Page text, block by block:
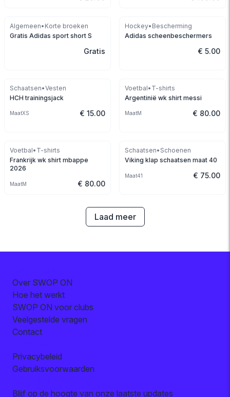
Algemeen• Korte broeken
Gratis Adidas sport short S
Gratis
Hockey• Bescherming
Adidas scheenbeschermers
€ 5.00
Schaatsen•Vesten
HCH trainingsjack
MaatXS € 15.00
Voetbal• T-shirts
Argentinië wk shirt messi
MaatM € 80.00
Voetbal• T-shirts
Frankrijk wk shirt mbappe
2026
MaatM € 80.00
Schaatsen• Schoenen
Viking klap schaatsen maat 40
Maat41 € 75.00
Laad meer
Over SWOP ON
Hoe het werkt
SWOP ON voor clubs
Veelgestelde vragen
Contact
Privacybeleid
Gebruiksvoorwaarden
Blijf op de hoogte van onze laatste updates